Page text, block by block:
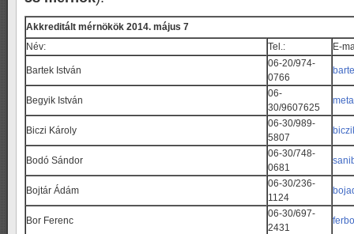
Akkreditált mérnökök 2014. május 7
Név:
Tel.: E-
Bartek István
06-20/974-
0766
Begyik István
06-
30/9607625
Biczi Károly
06-30/989-
5807
Bodó Sándor
06-30/748-
0681
Bojtár Ádám
06-30/236-
1124
Bor Ferenc
06-30/697-
2431